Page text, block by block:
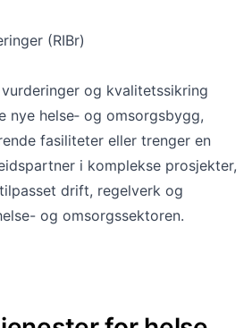
(RIBr)
og kvalitetssikring
nye helse‑ og omsorgsbygg,
fasiliteter eller trenger en
i komplekse prosjekter,
drift, regelverk og
og omsorgssektoren.